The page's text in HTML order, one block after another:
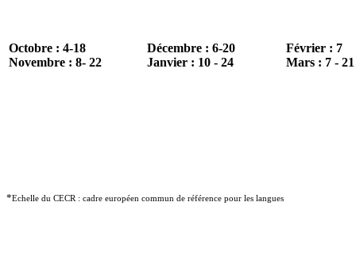
Octobre : 4-18
Novembre : 8- 22
Décembre : 6-20
Janvier : 10 - 24
Février : 7
Mars : 7 - 21
*Echelle du CECR : cadre européen commun de référence pour les langues